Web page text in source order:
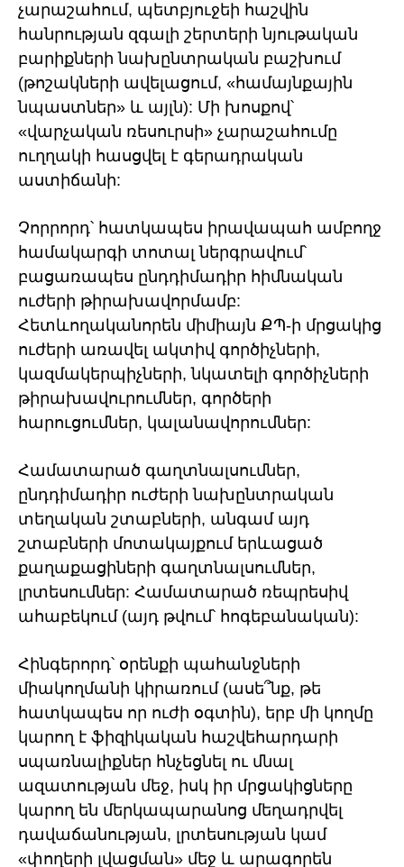
չարաշահում, պետբյուջեի հաշվին
հանրության զգալի շերտերի նյութական
բարիքների նախընտրական բաշխում
(թոշակների ավելացում, «համայնքային
նպաստներ» և այլն): Մի խոսքով՝
«վարչական ռեսուրսի» չարաշահումը
ուղղակի հասցվել է գերադրական
աստիճանի:
Չորրորդ՝ հատկապես իրավապահ ամբողջ
համակարգի տոտալ ներգրավում՝
բացառապես ընդդիմադիր հիմնական
ուժերի թիրախավորմամբ:
Հետևողականորեն միմիայն ՔՊ-ի մրցակից
ուժերի առավել ակտիվ գործիչների,
կազմակերպիչների, նկատելի գործիչների
թիրախավուրումներ, գործերի
հարուցումներ, կալանավորումներ:
Համատարած գաղտնալսումներ,
ընդդիմադիր ուժերի նախընտրական
տեղական շտաբների, անգամ այդ
շտաբների մոտակայքում երևացած
քաղաքացիների գաղտնալսումներ,
լրտեսումներ: Համատարած ռեպրեսիվ
ահաբեկում (այդ թվում՝ հոգեբանական):
Հինգերորդ՝ օրենքի պահանջների
միակողմանի կիրառում (ասե՞նք, թե
հատկապես որ ուժի օգտին), երբ մի կողմը
կարող է ֆիզիկական հաշվեհարդարի
սպառնալիքներ հնչեցնել ու մնալ
ազատության մեջ, իսկ իր մրցակիցները
կարող են մերկապարանոց մեղադրվել
դավաճանության, լրտեսության կամ
«փողերի լվացման» մեջ և արագորեն